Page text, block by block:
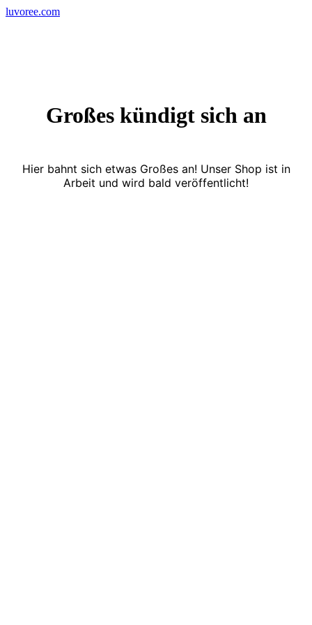
Skip
luvoree.com
Großes kündigt sich an
Hier bahnt sich etwas Großes an! Unser Shop ist in
Arbeit und wird bald veröffentlicht!